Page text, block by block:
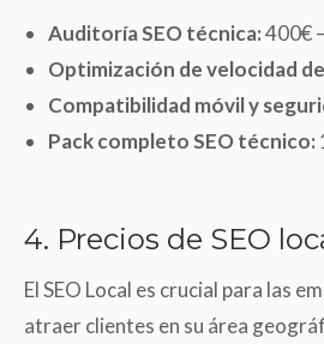
Auditoría SEO técnica:400€
Optimización de velocidad
Compatibilidad móvil y
Pack completo SEO técnico:
4. Precios de SEO
El SEO Local es crucial para las
atraer clientes en su área